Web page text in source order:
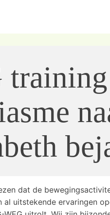
dat de
al uitstekende ervaringen